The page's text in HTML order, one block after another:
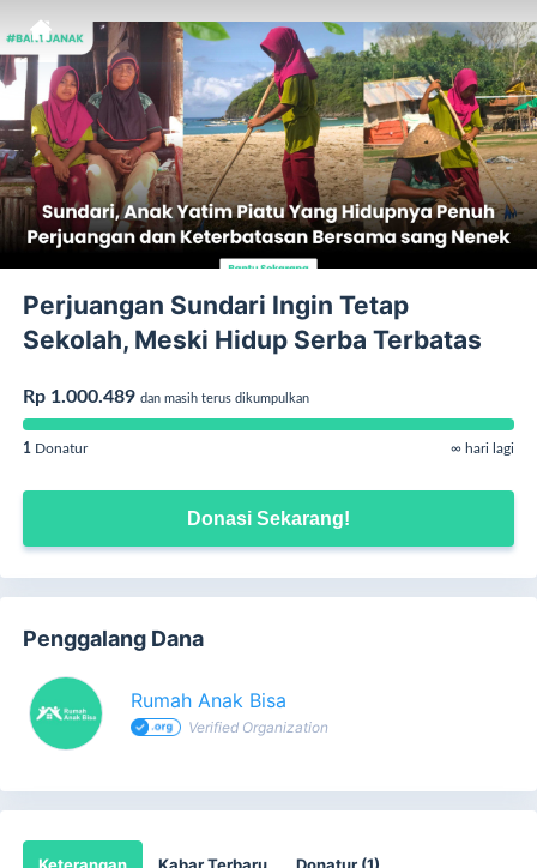
Perjuangan Sundari Ingin Tetap
Sekolah, Meski Hidup Serba Terbatas
Rp 1.000.489 dan masih terus dikumpulkan
1 Donatur ∞ hari lagi
Donasi Sekarang!
Penggalang Dana
Rumah Anak Bisa
Verified Organization